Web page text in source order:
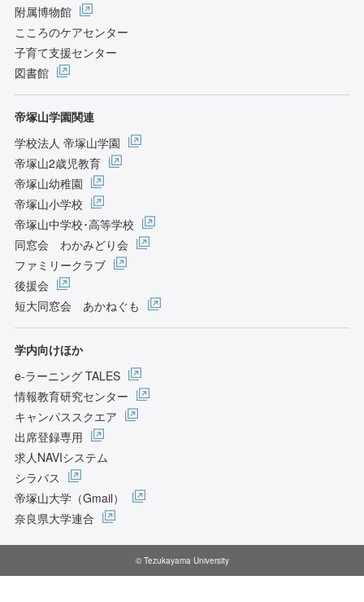
附属博物館
こころのケアセンター
子育て支援センター
図書館
帝塚山学園関連
学校法人 帝塚山学園
帝塚山2歳児教育
帝塚山幼稚園
帝塚山小学校
帝塚山中学校･高等学校
同窓会 わかみどり会
ファミリークラブ
後援会
短大同窓会 あかねぐも
学内向けほか
e-ラーニング TALES
情報教育研究センター
キャンパススクエア
出席登録専用
求人NAVIシステム
シラバス
帝塚山大学（Gmail）
奈良県大学連合
© Tezukayama University